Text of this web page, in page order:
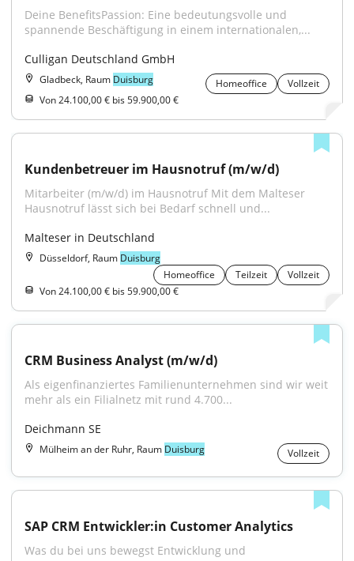
Deine BenefitsPassion: Eine bedeutungsvolle und
spannende Beschäftigung in einem internationalen,...
Culligan Deutschland GmbH
Gladbeck, Raum Duisburg Homeoffice
Vollzeit
Von 24.100,00 € bis 59.900,00 €
Kundenbetreuer im Hausnotruf (m/w/d)
Mitarbeiter (m/w/d) im Hausnotruf Mit dem Malteser
Hausnotruf lässt sich bei Bedarf schnell und...
Malteser in Deutschland
Düsseldorf, Raum Duisburg
Homeoffice
Teilzeit
Vollzeit
Von 24.100,00 € bis 59.900,00 €
CRM Business Analyst (m/w/d)
Als eigenfinanziertes Familienunternehmen sind wir weit
mehr als ein Filialnetz mit rund 4.700...
Deichmann SE
Mülheim an der Ruhr, Raum Duisburg Vollzeit
SAP CRM Entwickler:in Customer Analytics
Was du bei uns bewegst Entwicklung und